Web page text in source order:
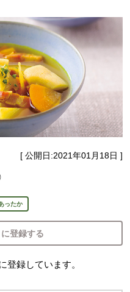
[ 公開日:2021年01月18日 ]
ったか
登録する
登録しています。